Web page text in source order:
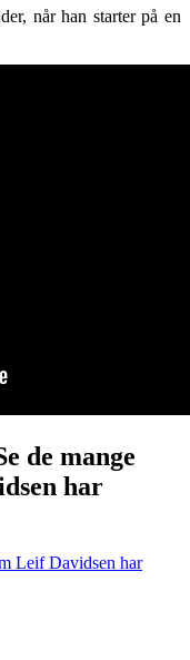
når han starter på en
de mange
har
Leif Davidsen har